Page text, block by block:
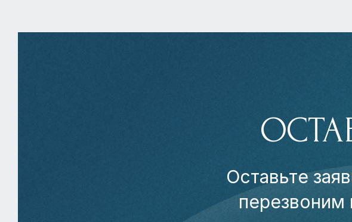
Оставьте